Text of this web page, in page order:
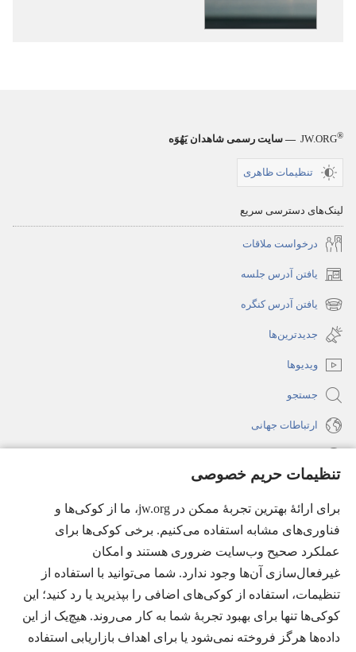
تنظیمات حریم خصوصی
برای ارائهٔ بهترین تجربهٔ ممکن در jw.org، ما از کوکی‌ها و
فناوری‌های مشابه استفاده می‌کنیم. برخی کوکی‌ها برای
عملکرد صحیح وب‌سایت ضروری هستند و امکان
غیرفعال‌سازی آن‌ها وجود ندارد. شما می‌توانید با استفاده از
تنظیمات، استفاده از کوکی‌های اضافی را بپذیرید یا رد کنید؛ این
کوکی‌ها تنها برای بهبود تجربهٔ شما به کار می‌روند. هیچ‌یک از این
داده‌ها هرگز فروخته نمی‌شود یا برای اهداف بازاریابی استفاده
JW.ORG® — سایت رسمی شاهدان یَهُوَه
تنظیمات ظاهری
لینک‌های دسترسی سریع
درخواست ملاقات
یافتن آدرس جلسه
(پنجره‌ای
جدید
می‌شود)
یافتن آدرس کنگره
(پنجره‌ای
جدید
باز
می‌شود)
جدیدترین‌ها
ویدیوها
جستجو
ارتباطات جهانی
(پنجره‌ای
جدید
می‌شود)
کتابخانهٔ آنلاین نشریات شاهدان یَهُوَه
(پنجره‌ای
جدید
می‌شود)
JW Hub
®
(پنجره‌ای
باز
می‌شود)
®
JW Library